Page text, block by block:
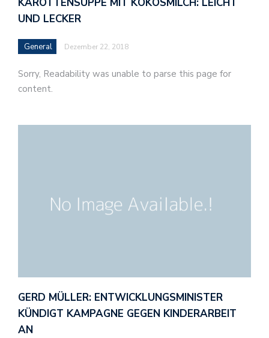
UND LECKER
General Dezember 22, 2018
Sorry, Readability was unable to parse this page for
content.
GERD MÜLLER: ENTWICKLUNGSMINISTER
KÜNDIGT KAMPAGNE GEGEN KINDERARBEIT
AN